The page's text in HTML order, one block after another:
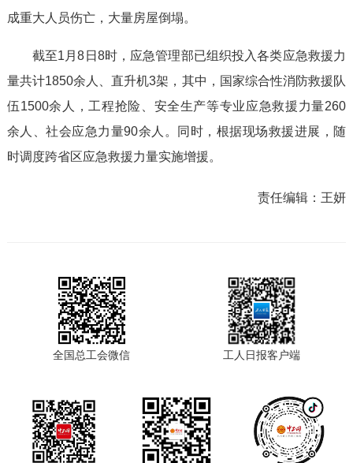
成重大人员伤亡，大量房屋倒塌。
截至1月8日8时，应急管理部已组织投入各类应急救援力
量共计1850余人、直升机3架，其中，国家综合性消防救援队
伍1500余人，工程抢险、安全生产等专业应急救援力量260
余人、社会应急力量90余人。同时，根据现场救援进展，随
时调度跨省区应急救援力量实施增援。
责任编辑： 王妍
全国总工会微信 工人日报客户端